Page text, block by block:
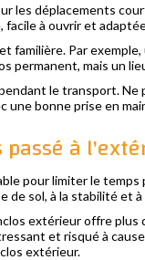
les déplacements
à ouvrir et
familière. Par
permanent, mais un
le transport. Ne
une bonne prise en
passé à
pour limiter le temps
de sol, à la stabilité et
extérieur offre
et risqué à
extérieur.